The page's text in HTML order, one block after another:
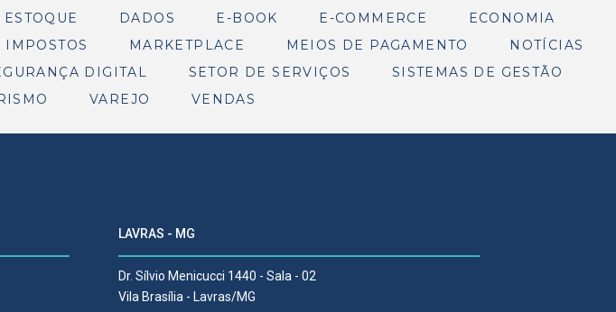
DADOS E-BOOK E-COMMERCE
ECONOMIA
IMPOSTOS MARKETPLACE MEIOS DE PAGAMENTO
NOTÍCIAS
DIGITAL SETOR DE SERVIÇOS
SISTEMAS DE GESTÃO
VAREJO VENDAS
LAVRAS - MG
Dr. Sílvio Menicucci 1440 - Sala - 02
Vila Brasília - Lavras/MG